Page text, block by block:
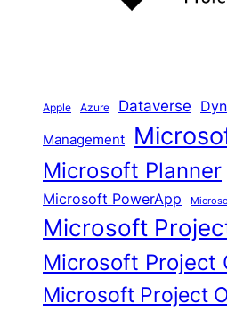
Apple Azure Dataverse
Management
Microsoft Planner
Microsoft PowerApp
Microsoft
Microsoft Project
Microsoft Project